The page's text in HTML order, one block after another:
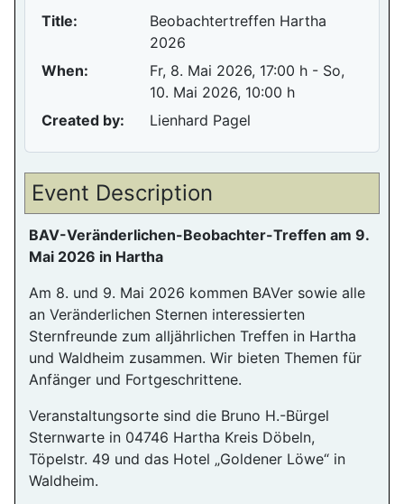
Title:
Beobachtertreffen Hartha
2026
When:
Fr, 8. Mai 2026, 17:00 h- So,
10. Mai 2026, 10:00 h
Created by:
Lienhard Pagel
Event Description
BAV-Veränderlichen-Beobachter-Treffen am 9.
Mai 2026 in Hartha
Am 8. und 9. Mai 2026 kommen BAVer sowie alle
an Veränderlichen Sternen interessierten
Sternfreunde zum alljährlichen Treffen in Hartha
und Waldheim zusammen. Wir bieten Themen für
Anfänger und Fortgeschrittene.
Veranstaltungsorte sind die Bruno H.-Bürgel
Sternwarte in 04746 Hartha Kreis Döbeln,
Töpelstr. 49 und das Hotel „Goldener Löwe“ in
Waldheim.